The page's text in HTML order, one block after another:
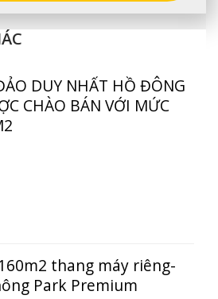
DUY NHẤT HỒ ĐÔNG
CHÀO BÁN VỚI MỨC
thang máy riêng-
Park Premium